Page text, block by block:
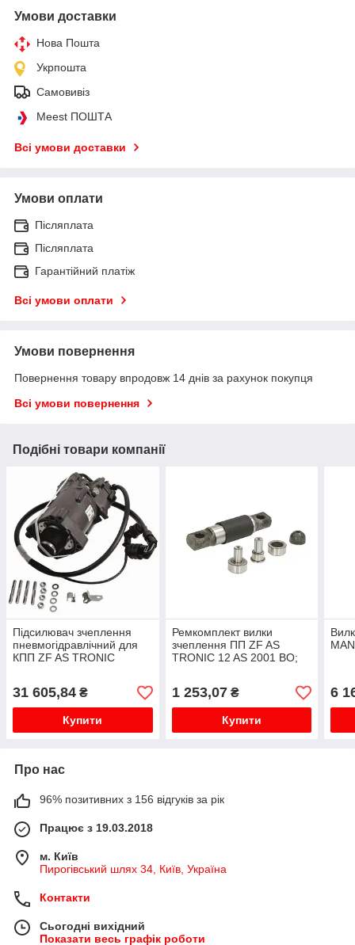
Умови доставки
Нова Пошта
Укрпошта
Самовивіз
Meest ПОШТА
Всі умови доставки
Умови оплати
Післяплата
Післяплата
Гарантійний платіж
Всі умови оплати
Умови повернення
Повернення товару впродовж 14 днів за рахунок покупця
Всі умови повернення
Подібні товари компанії
Підсилювач зчеплення
пневмогідравлічний для
КПП ZF AS TRONIC
31 605,84 ₴
Купити
Ремкомплект вилки
зчеплення ПП ZF AS
TRONIC 12 AS 2001 BO;
12 AS 2301 IT ASF; 12 AS
2331 TD DAF CF, ...
1 253,07₴
Купити
6
Про нас
96% позитивних з 156 відгуків за рік
Працює з 19.03.2018
м. Київ
Пирогівський шлях 34, Київ, Україна
Контакти
Сьогодні вихідний
Показати весь графік роботи